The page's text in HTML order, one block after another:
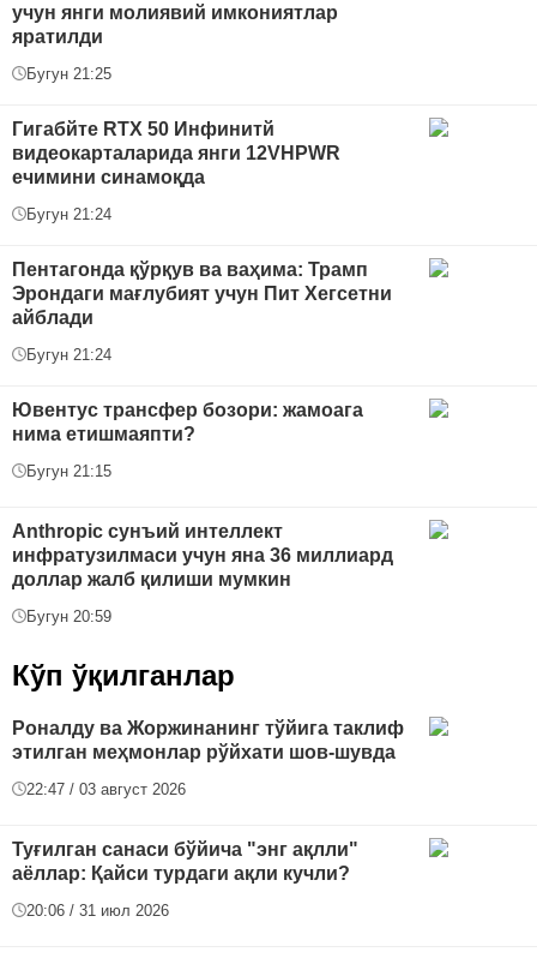
учун янги молиявий имкониятлар
яратилди
Бугун 21:25
Гигабйте RTX 50 Инфинитй
видеокарталарида янги 12VHPWR
ечимини синамоқда
Бугун 21:24
Пентагонда қўрқув ва ваҳима: Трамп
Эрондаги мағлубият учун Пит Хегсетни
айблади
Бугун 21:24
Ювентус трансфер бозори: жамоага
нима етишмаяпти?
Бугун 21:15
Anthropic сунъий интеллект
инфратузилмаси учун яна 36 миллиард
доллар жалб қилиши мумкин
Бугун 20:59
Кўп ўқилганлар
Роналду ва Жоржинанинг тўйига таклиф
этилган меҳмонлар рўйхати шов-шувда
22:47 / 03 август 2026
Туғилган санаси бўйича "энг ақлли"
аёллар: Қайси турдаги ақли кучли?
20:06 / 31 июл 2026